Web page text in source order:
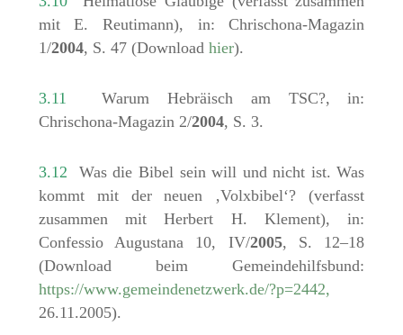
mit E. Reutimann), in: Chrischona-Magazin
1/2004, S. 47 (Download hier).
3.11 Warum Hebräisch am TSC?, in:
Chrischona-Magazin 2/2004, S. 3.
3.12
Was die Bibel sein will und nicht ist. Was
kommt mit der neuen ‚Volxbibel‘? (verfasst
zusammen mit Herbert H. Klement), in:
Confessio Augustana 10, IV/2005, S. 12–18
(Download beim Gemeindehilfsbund:
https://www.gemeindenetzwerk.de/?p=2442,
26.11.2005).